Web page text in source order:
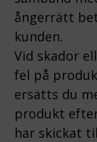
ångerrätt
kunden.
Vid skador
fel på
ersätts du
produkt
har skickat